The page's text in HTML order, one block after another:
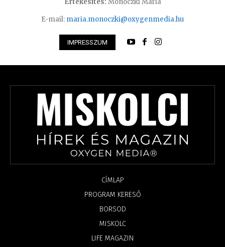
E-mail: maria.monoczki@oxygenmedia.hu
IMPRESSZUM
CÍMLAP
PROGRAM KERESŐ
BORSOD
MISKOLC
LIFE MAGAZIN